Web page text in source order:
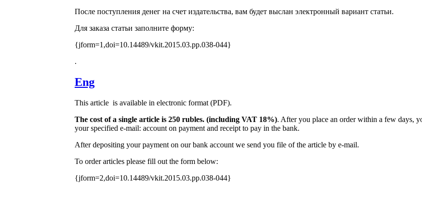
После поступления денег на счет издательства, вам будет выслан электронный вариант статьи.
Для заказа статьи заполните форму:
{jform=1,doi=10.14489/vkit.2015.03.pp.038-044}
.
Eng
This article is available in electronic format (PDF).
The cost of a single article is 250 rubles. (including VAT 18%). After you place an order within a few days,
your specified e-mail: account on payment and receipt to pay in the bank.
After depositing your payment on our bank account we send you file of the article by e-mail.
To order articles please fill out the form below:
{jform=2,doi=10.14489/vkit.2015.03.pp.038-044}